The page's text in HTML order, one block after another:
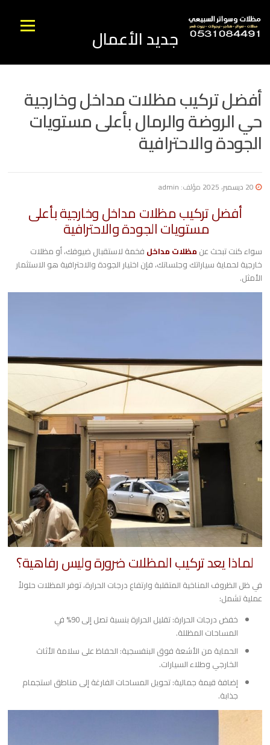
الى
المحتوى
القائمه جديد الأعمال
أفضل تركيب مظلات مداخل وخارجية
حي الروضة والرمال بأعلى مستويات
الجودة والاحترافية
20 ديسمبر، 2025 مؤلف: admin
أفضل تركيب مظلات مداخل وخارجية بأعلى
مستويات الجودة والاحترافية
سواء كنت تبحث عن مظلات مداخل فخمة لاستقبال ضيوفك، أو مظلات
خارجية لحماية سياراتك وجلساتك، فإن اختيار الجودة والاحترافية هو الاستثمار
الأمثل.
​لماذا يعد تركيب المظلات ضرورة وليس رفاهية؟
​في ظل الظروف المناخية المتقلبة وارتفاع درجات الحرارة، توفر المظلات حلولاً
عملية تشمل:
​خفض درجات الحرارة: تقليل الحرارة بنسبة تصل إلى 90% في
المساحات المظللة.
​الحماية من الأشعة فوق البنفسجية: الحفاظ على سلامة الأثاث
الخارجي وطلاء السيارات.
​إضافة قيمة جمالية: تحويل المساحات الفارغة إلى مناطق استجمام
جذابة.